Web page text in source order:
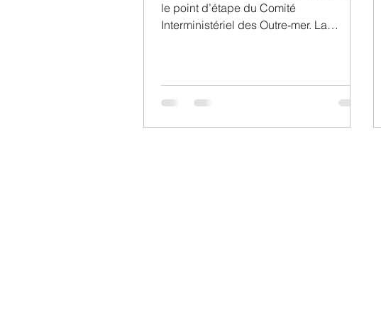
le point d’étape du Comité
Interministériel des Outre-mer. La